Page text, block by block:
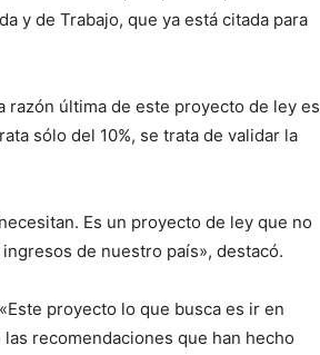
y de Trabajo, que ya está citada para
razón última de este proyecto de ley es
sólo del 10%, se trata de validar la
Es un proyecto de ley que no
de nuestro país», destacó.
proyecto lo que busca es ir en
recomendaciones que han hecho